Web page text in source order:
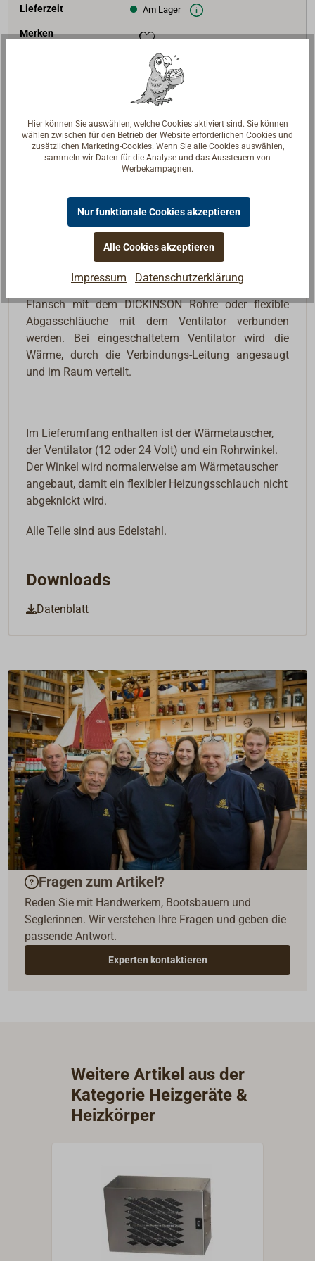
Lieferzeit Am Lager
Merken
Beschreibung
Abgasrohrsystem in ­andere ­Räume umgeleitet wird.
Anstelle eines 550 mm Ofenrohres wird HEATEX in
das Rohrsystem eingesetzt. Es besteht aus ­einem
550 mm Rohr, das von einem Wärmetauscher
ummantelt ist. Auf der Rückseite befindet sich ein
Flansch mit dem DICKINSON Rohre oder flexible
Abgasschläuche mit dem Ventilator verbunden
werden. Bei eingeschaltetem Ventilator wird die
Wärme, durch die Verbindungs-Leitung angesaugt
und im Raum verteilt.
Im Lieferumfang enthalten ist der Wärmetauscher,
der Ventilator (12 oder 24 Volt) und ein Rohrwinkel.
Der Winkel wird normalerweise am Wärmetauscher
angebaut, damit ein flexibler Heizungsschlauch nicht
abgeknickt wird.
Alle Teile sind aus Edelstahl.
Downloads
Datenblatt
Fragen zum Artikel?
Reden Sie mit Handwerkern, Bootsbauern und
Seglerinnen. Wir verstehen Ihre Fragen und geben die
passende Antwort.
Experten kontaktieren
Weitere Artikel aus der
Kategorie Heizgeräte &
Heizkörper
Hier können Sie auswählen, welche Cookies aktiviert sind. Sie können
wählen zwischen für den Betrieb der Website erforderlichen Cookies und
zusätzlichen Marketing-Cookies. Wenn Sie alle Cookies auswählen,
sammeln wir Daten für die Analyse und das Aussteuern von
Werbekampagnen.
Nur funktionale Cookies akzeptieren
Alle Cookies akzeptieren
Impressum Datenschutzerklärung